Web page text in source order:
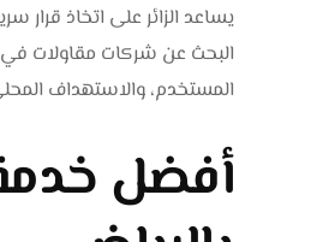
يساعد الزائر على اتخاذ
البحث عن شركات مقاولات في
المستخدم، والاستهداف
أفضل